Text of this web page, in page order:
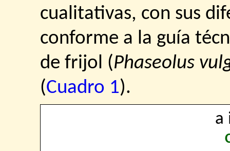
cualitativas, con sus
conforme a la guía
de frijol (Phaseolus
(Cuadro 1).
a